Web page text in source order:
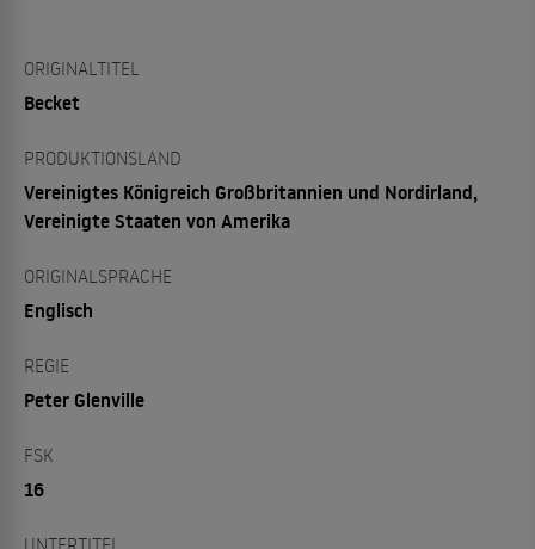
ORIGINALTITEL
Becket
PRODUKTIONSLAND
Vereinigtes Königreich Großbritannien und Nordirland,
Vereinigte Staaten von Amerika
ORIGINALSPRACHE
Englisch
REGIE
Peter Glenville
FSK
16
UNTERTITEL